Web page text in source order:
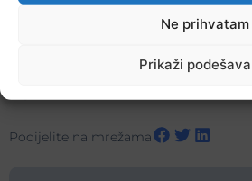
Ne prihvatam
Prikaži
saopćeno je iz Ureda Vlade
Podijelite na mrežama